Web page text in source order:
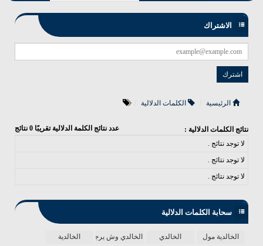
الاشتراك
الرئيسية الكلمات الدلالية
نتائج الكلمات الدلالية : عدد نتائج الكلمة الدلالية تقريبًا 0 نتائج
لا توجد نتائج .
لا توجد نتائج .
لا توجد نتائج .
سحابة الكلمات الدلالية
الخالدية مول الخالدي الخالدي وش يرجع
الخالدية